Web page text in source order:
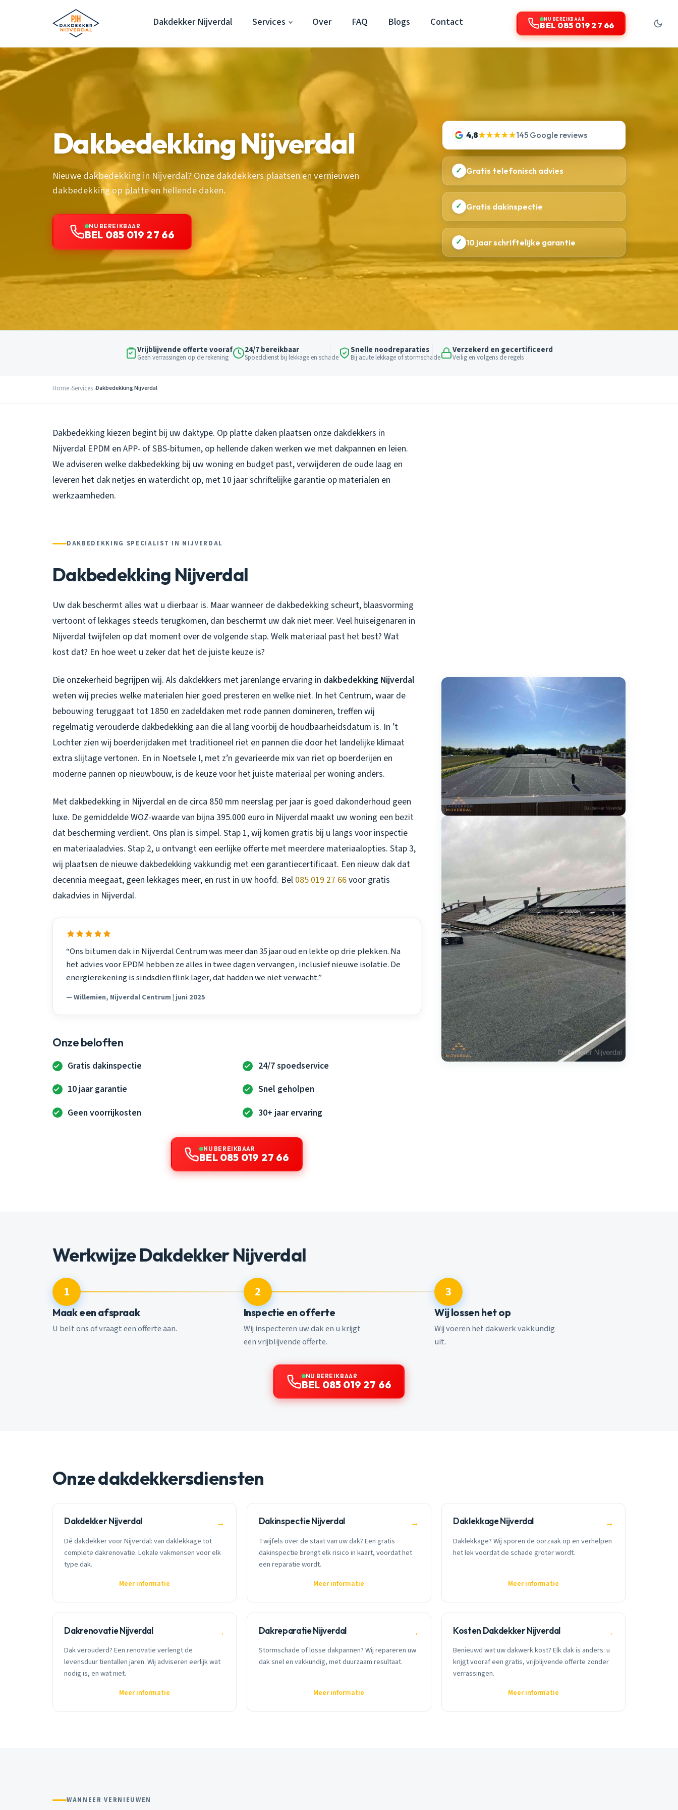
Dakdekker Nijverdal Services Over FAQ Blogs Contact NU BEREIKBAAR
BEL 085 019 27 66
Dakbedekking Nijverdal
Nieuwe dakbedekking in Nijverdal? Onze dakdekkers plaatsen en vernieuwen
dakbedekking op platte en hellende daken.
NU BEREIKBAAR
BEL 085 019 27 66
4,8★★★★★145 Google reviews
✓ Gratis telefonisch advies
✓ Gratis dakinspectie
✓ 10 jaar schriftelijke garantie
Vrijblijvende offerte vooraf
Geen verrassingen op de rekening
24/7 bereikbaar
Spoeddienst bij lekkage en schade
Snelle noodreparaties
Bij acute lekkage of stormschade
Verzekerd en gecertificeerd
Veilig en volgens de regels
Home Services Dakbedekking Nijverdal
Dakbedekking kiezen begint bij uw daktype. Op platte daken plaatsen onze dakdekkers in
Nijverdal EPDM en APP- of SBS-bitumen, op hellende daken werken we met dakpannen en leien.
We adviseren welke dakbedekking bij uw woning en budget past, verwijderen de oude laag en
leveren het dak netjes en waterdicht op, met 10 jaar schriftelijke garantie op materialen en
werkzaamheden.
DAKBEDEKKING SPECIALIST IN NIJVERDAL
Dakbedekking Nijverdal
Uw dak beschermt alles wat u dierbaar is. Maar wanneer de dakbedekking scheurt, blaasvorming
vertoont of lekkages steeds terugkomen, dan beschermt uw dak niet meer. Veel huiseigenaren in
Nijverdal twijfelen op dat moment over de volgende stap. Welk materiaal past het best? Wat
kost dat? En hoe weet u zeker dat het de juiste keuze is?
Die onzekerheid begrijpen wij. Als dakdekkers met jarenlange ervaring in dakbedekking Nijverdal
weten wij precies welke materialen hier goed presteren en welke niet. In het Centrum, waar de
bebouwing teruggaat tot 1850 en zadeldaken met rode pannen domineren, treffen wij
regelmatig verouderde dakbedekking aan die al lang voorbij de houdbaarheidsdatum is. In ’t
Lochter zien wij boerderijdaken met traditioneel riet en pannen die door het landelijke klimaat
extra slijtage vertonen. En in Noetsele I, met z’n gevarieerde mix van riet op boerderijen en
moderne pannen op nieuwbouw, is de keuze voor het juiste materiaal per woning anders.
Met dakbedekking in Nijverdal en de circa 850 mm neerslag per jaar is goed dakonderhoud geen
luxe. De gemiddelde WOZ-waarde van bijna 395.000 euro in Nijverdal maakt uw woning een bezit
dat bescherming verdient. Ons plan is simpel. Stap 1, wij komen gratis bij u langs voor inspectie
en materiaaladvies. Stap 2, u ontvangt een eerlijke offerte met meerdere materiaalopties. Stap 3,
wij plaatsen de nieuwe dakbedekking vakkundig met een garantiecertificaat. Een nieuw dak dat
decennia meegaat, geen lekkages meer, en rust in uw hoofd. Bel 085 019 27 66voor gratis
dakadvies in Nijverdal.
“Ons bitumen dak in Nijverdal Centrum was meer dan 35 jaar oud en lekte op drie plekken. Na
het advies voor EPDM hebben ze alles in twee dagen vervangen, inclusief nieuwe isolatie. De
energierekening is sindsdien flink lager, dat hadden we niet verwacht.”
— Willemien, Nijverdal Centrum | juni 2025
Onze beloften
Gratis dakinspectie
24/7 spoedservice
10 jaar garantie
Snel geholpen
Geen voorrijkosten
30+ jaar ervaring
NU BEREIKBAAR
BEL 085 019 27 66
Werkwijze Dakdekker Nijverdal
1
Maak een afspraak
U belt ons of vraagt een offerte aan.
2
Inspectie en offerte
Wij inspecteren uw dak en u krijgt
een vrijblijvende offerte.
3
Wij lossen het op
Wij voeren het dakwerk vakkundig
uit.
NU BEREIKBAAR
BEL 085 019 27 66
Onze dakdekkersdiensten
Dakdekker Nijverdal →
Dé dakdekker voor Nijverdal: van daklekkage tot
complete dakrenovatie. Lokale vakmensen voor elk
type dak.
Meer informatie
Dakinspectie Nijverdal →
Twijfels over de staat van uw dak? Een gratis
dakinspectie brengt elk risico in kaart, voordat het
een reparatie wordt.
Meer informatie
Daklekkage Nijverdal →
Daklekkage? Wij sporen de oorzaak op en verhelpen
het lek voordat de schade groter wordt.
Meer informatie
Dakrenovatie Nijverdal →
Dak verouderd? Een renovatie verlengt de
levensduur tientallen jaren. Wij adviseren eerlijk wat
nodig is, en wat niet.
Meer informatie
Dakreparatie Nijverdal →
Stormschade of losse dakpannen? Wij repareren uw
dak snel en vakkundig, met duurzaam resultaat.
Meer informatie
Kosten Dakdekker Nijverdal →
Benieuwd wat uw dakwerk kost? Elk dak is anders: u
krijgt vooraf een gratis, vrijblijvende offerte zonder
verrassingen.
Meer informatie
WANNEER VERNIEUWEN